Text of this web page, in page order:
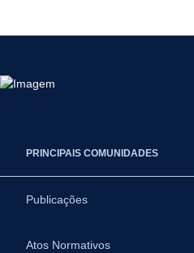
PRINCIPAIS COMUNIDADES
Publicações
Atos Normativos